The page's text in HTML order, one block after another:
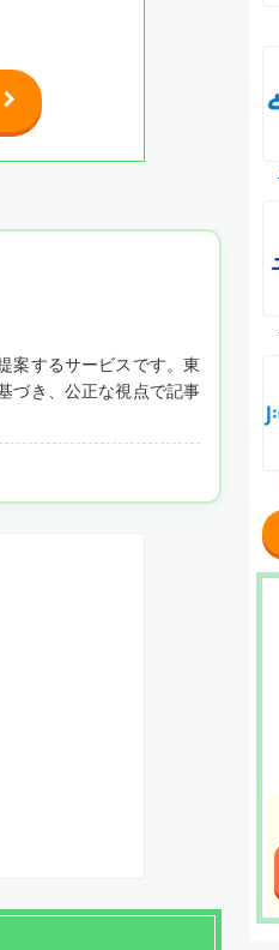
案するサービスです。東
づき、公正な視点で記事